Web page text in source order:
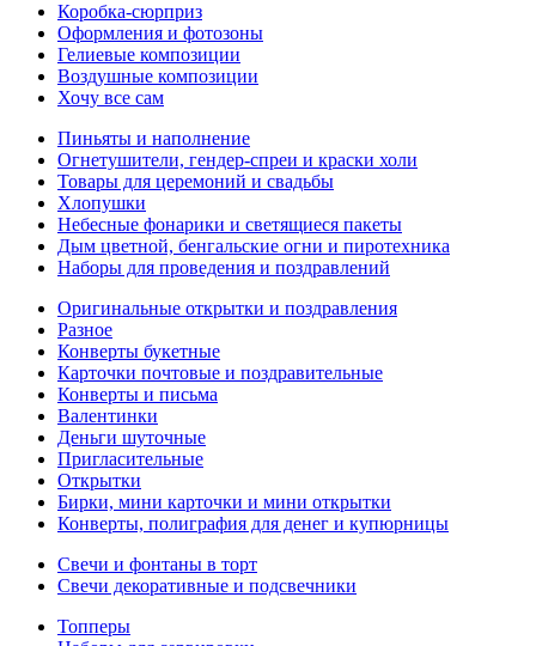
Коробка-сюрприз
Оформления и фотозоны
Гелиевые композиции
Воздушные композиции
Хочу все сам
Пиньяты и наполнение
Огнетушители, гендер-спреи и краски холи
Товары для церемоний и свадьбы
Хлопушки
Небесные фонарики и светящиеся пакеты
Дым цветной, бенгальские огни и пиротехника
Наборы для проведения и поздравлений
Оригинальные открытки и поздравления
Разное
Конверты букетные
Карточки почтовые и поздравительные
Конверты и письма
Валентинки
Деньги шуточные
Пригласительные
Открытки
Бирки, мини карточки и мини открытки
Конверты, полиграфия для денег и купюрницы
Свечи и фонтаны в торт
Свечи декоративные и подсвечники
Топперы